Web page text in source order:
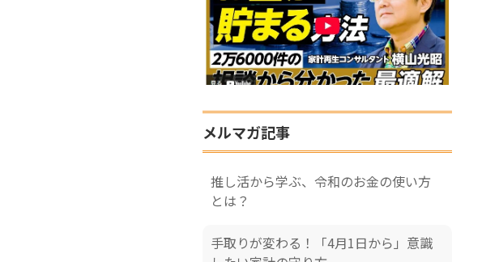
メルマガ記事
推し活から学ぶ、令和のお金の使い方
とは？
手取りが変わる！「4月1日から」意識